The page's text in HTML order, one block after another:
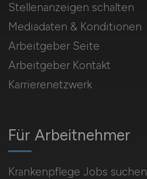
Für Arbeitnehmer
Krankenpflege Jobs suchen
Stellenanzeigen schalten
Mediadaten & Konditionen
Arbeitgeber Seite
Arbeitgeber Kontakt
Karrierenetzwerk